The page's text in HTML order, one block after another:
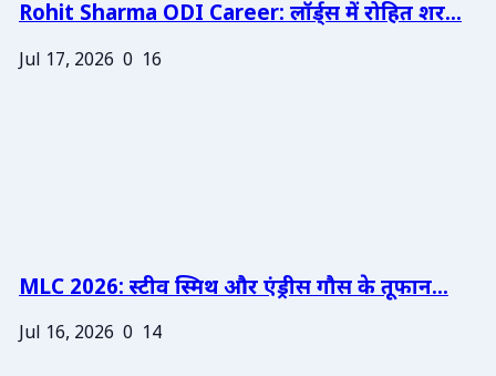
Rohit Sharma ODI Career: लॉर्ड्स में रोहित शर...
Jul 17, 2026 0 16
MLC 2026: स्टीव स्मिथ और एंड्रीस गौस के तूफान...
Jul 16, 2026 0 14